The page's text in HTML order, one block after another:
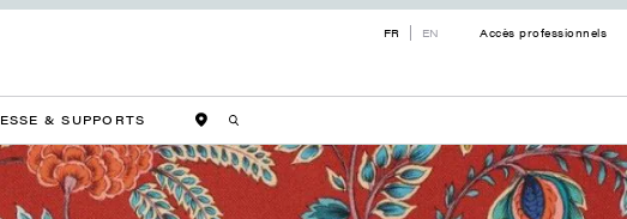
FR EN Accès professionnels
& SUPPORTS